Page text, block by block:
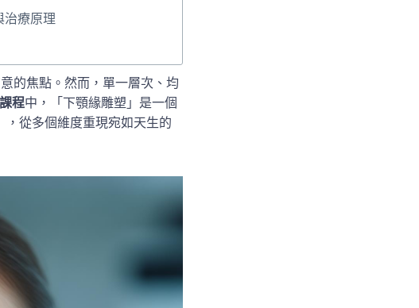
治療原理
的焦點。然而，單一層次、均
程中，「下顎緣雕塑」是一個
從多個維度重現宛如天生的